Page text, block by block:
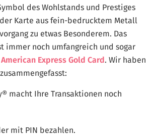
des Wohlstands und Prestiges
Karte aus fein-bedrucktem Metall
zu etwas Besonderem. Das
immer noch umfangreich und sogar
American Express Gold Card. Wir haben
macht Ihre Transaktionen noch
mit PIN bezahlen.